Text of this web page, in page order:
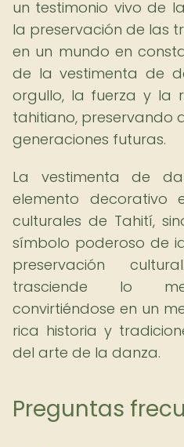
un testimonio vivo de
la preservación de las
en un mundo en
de la vestimenta de
orgullo, la fuerza y la
tahitiano, preservando
generaciones futuras.
La vestimenta de
elemento decorativo
culturales de Tahití,
símbolo poderoso de
preservación
trasciende lo
convirtiéndose en un
rica historia y
del arte de la danza.
Preguntas